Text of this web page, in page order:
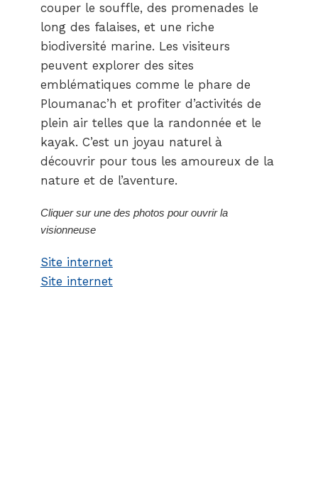
couper le souffle, des promenades le
long des falaises, et une riche
biodiversité marine. Les visiteurs
peuvent explorer des sites
emblématiques comme le phare de
Ploumanac’h et profiter d’activités de
plein air telles que la randonnée et le
kayak. C’est un joyau naturel à
découvrir pour tous les amoureux de la
nature et de l’aventure.
Cliquer sur une des photos pour ouvrir la
visionneuse
Site internet
Site internet